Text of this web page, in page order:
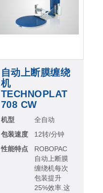
自动上断膜缠绕
机
TECHNOPLAT
708 CW
机型
全自动
包装速度
12转/分钟
性能特点
ROBOPAC
自动上断膜
缠绕机每次
包装提升
25%效率.这